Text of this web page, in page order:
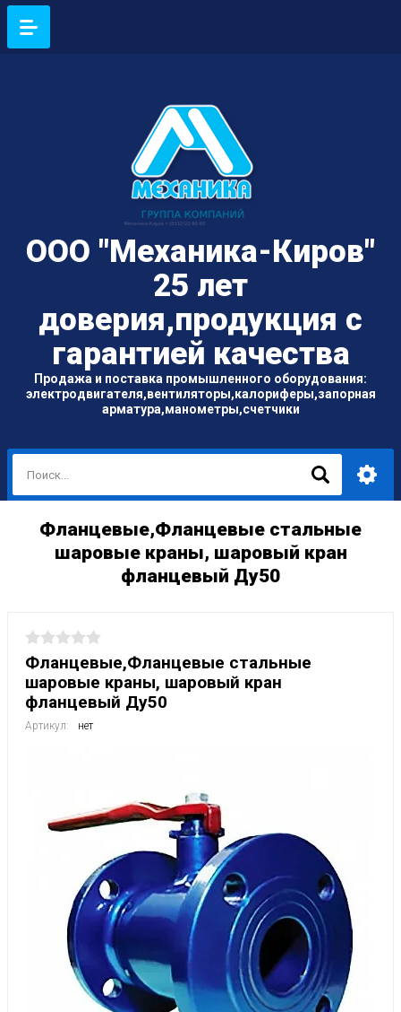
ООО "Механика-Киров"
25 лет
доверия,продукция с
гарантией качества
Продажа и поставка промышленного оборудования:
электродвигателя,вентиляторы,калориферы,запорная
арматура,манометры,счетчики
Фланцевые,Фланцевые стальные
шаровые краны, шаровый кран
фланцевый Ду50
Фланцевые,Фланцевые стальные
шаровые краны, шаровый кран
фланцевый Ду50
Артикул: нет